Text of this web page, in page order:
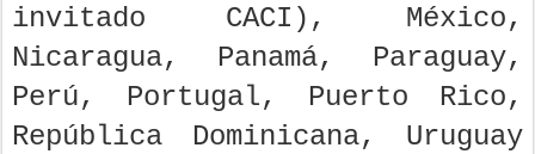
invitado CACI), México,
Nicaragua, Panamá, Paraguay,
Perú, Portugal, Puerto Rico,
República Dominicana, Uruguay